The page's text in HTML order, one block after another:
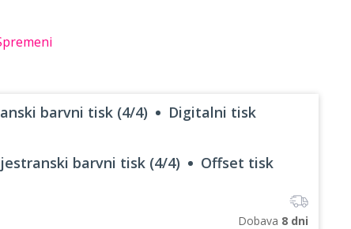
barvni tisk (4/4) Digitalni tisk
barvni tisk (4/4) Offset tisk
Dobava 8 dni